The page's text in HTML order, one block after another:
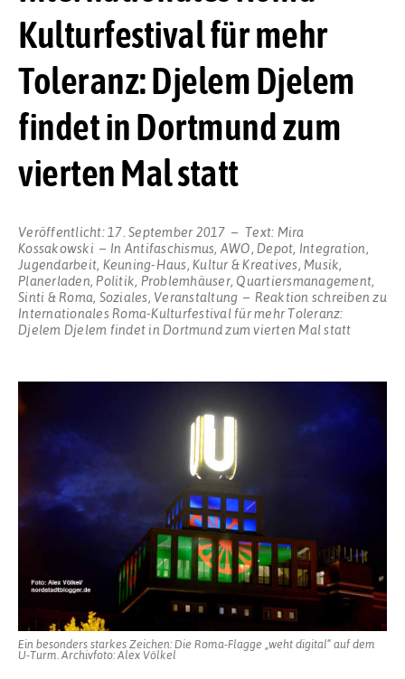
Kulturfestival für mehr
Toleranz: Djelem Djelem
findet in Dortmund zum
vierten Mal statt
Veröffentlicht: 17. September 2017 Text: Mira
Kossakowski
In Antifaschismus, AWO, Depot, Integration,
Jugendarbeit, Keuning-Haus, Kultur & Kreatives, Musik,
Planerladen,Politik, Problemhäuser, Quartiersmanagement,
Sinti & Roma, Soziales, Veranstaltung Reaktion schreiben zu
Internationales Roma-Kulturfestival für mehr Toleranz:
Djelem Djelem findet in Dortmund zum vierten Mal statt
Ein besonders starkes Zeichen: Die Roma-Flagge „weht digital“ auf dem
U-Turm. Archivfoto: Alex Völkel